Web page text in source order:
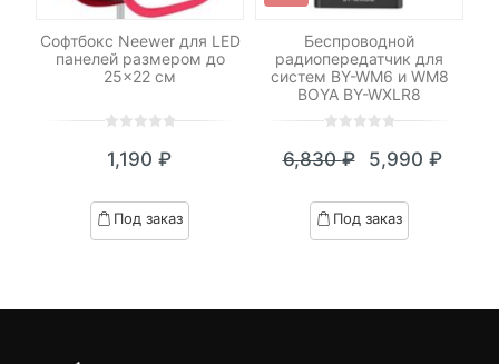
Софтбокс Neewer для LED
панелей размером до
25×22 см
out
based
on
1,190 ₽
Под заказ
Беспроводной
радиопередатчик для
систем BY-WM6 и WM8
BOYA BY-WXLR8
out
based
on
6,830₽
цена
составляла
5,990 ₽
Текущая
цена:
5,990 ₽.
Под заказ